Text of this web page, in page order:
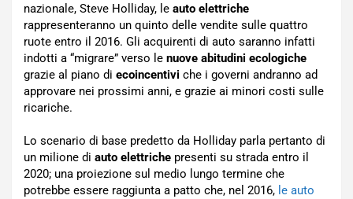
nazionale, Steve Holliday, le auto elettriche
rappresenteranno un quinto delle vendite sulle quattro
ruote entro il 2016. Gli acquirenti di auto saranno infatti
indotti a “migrare” verso le nuove abitudini ecologiche
grazie al piano di ecoincentivi che i governi andranno ad
approvare nei prossimi anni, e grazie ai minori costi sulle
ricariche.
Lo scenario di base predetto da Holliday parla pertanto di
un milione di auto elettriche presenti su strada entro il
2020; una proiezione sul medio lungo termine che
potrebbe essere raggiunta a patto che, nel 2016, le auto